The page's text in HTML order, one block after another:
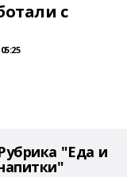
с
"Еда и